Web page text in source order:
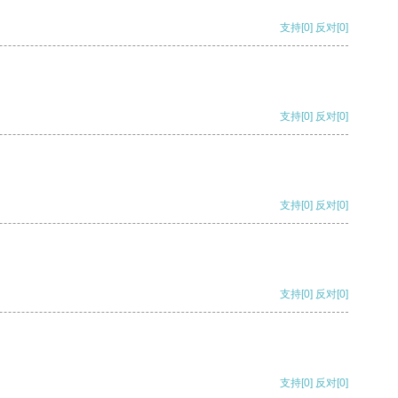
支持[0] 反对[0]
支持[0] 反对[0]
支持[0] 反对[0]
支持[0] 反对[0]
支持[0] 反对[0]